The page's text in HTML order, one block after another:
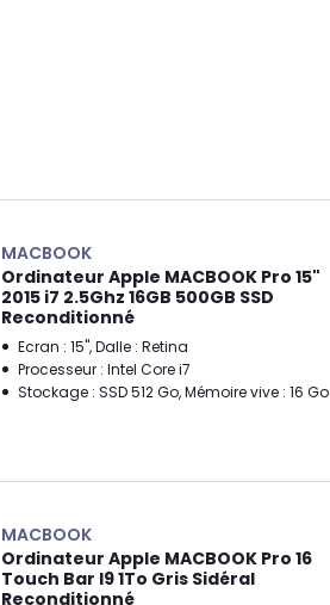
MACBOOK
Ordinateur Apple MACBOOK Pro 15"
2015 i7 2.5Ghz 16GB 500GB SSD
Reconditionné
Ecran : 15", Dalle : Retina
Processeur : Intel Core i7
Stockage : SSD 512 Go, Mémoire vive : 16 Go
MACBOOK
Ordinateur Apple MACBOOK Pro 16
Touch Bar I9 1To Gris Sidéral
Reconditionné